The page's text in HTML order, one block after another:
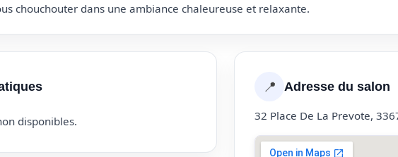
chouchouter dans une ambiance chaleureuse et relaxante.
disponibles.
📍 Adresse du salon
32 Place De La Prevote,